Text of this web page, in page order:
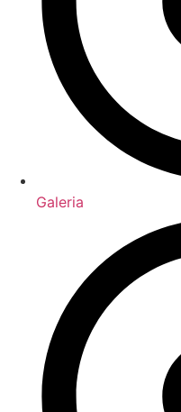
Galeria